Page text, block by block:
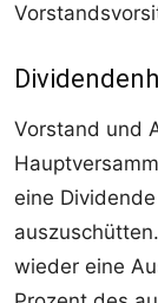
Vorstand und
eine
wieder eine